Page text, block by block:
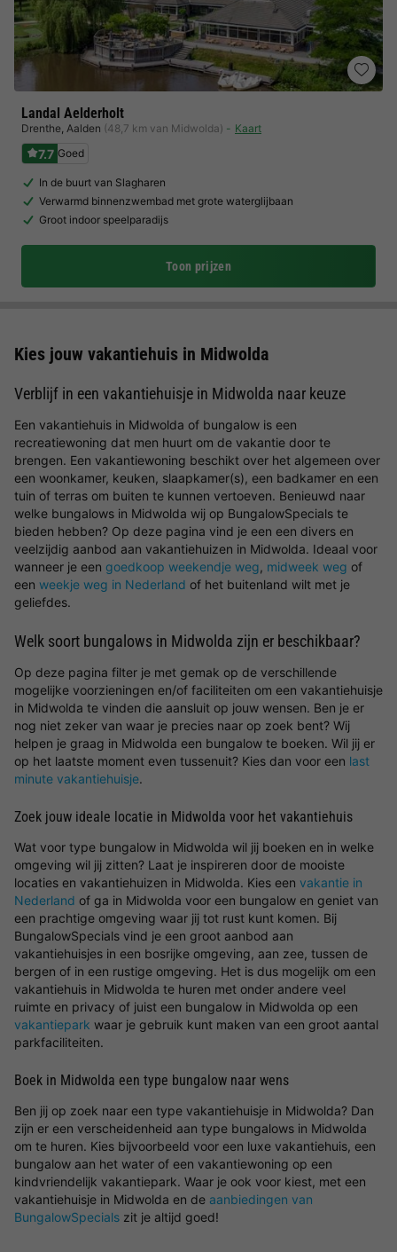
Landal Aelderholt
Drenthe, Aalden (48,7 km van Midwolda) Kaart
7.7 Goed
In de buurt van Slagharen
Verwarmd binnenzwembad met grote waterglijbaan
Groot indoor speelparadijs
Toon prijzen
Kies jouw vakantiehuis in Midwolda
Verblijf in een vakantiehuisje in Midwolda naar keuze
Een vakantiehuis in Midwolda of bungalow is een
recreatiewoning dat men huurt om de vakantie door te
brengen. Een vakantiewoning beschikt over het algemeen over
een woonkamer, keuken, slaapkamer(s), een badkamer en een
tuin of terras om buiten te kunnen vertoeven. Benieuwd naar
welke bungalows in Midwolda wij op BungalowSpecials te
bieden hebben? Op deze pagina vind je een een divers en
veelzijdig aanbod aan vakantiehuizen in Midwolda. Ideaal voor
wanneer je een goedkoop weekendje weg, midweek weg of
een weekje weg in Nederland of het buitenland wilt met je
geliefdes.
Welk soort bungalows in Midwolda zijn er beschikbaar?
Op deze pagina filter je met gemak op de verschillende
mogelijke voorzieningen en/of faciliteiten om een vakantiehuisje
in Midwolda te vinden die aansluit op jouw wensen. Ben je er
nog niet zeker van waar je precies naar op zoek bent? Wij
helpen je graag in Midwolda een bungalow te boeken. Wil jij er
op het laatste moment even tussenuit? Kies dan voor een last
minute vakantiehuisje.
Zoek jouw ideale locatie in Midwolda voor het vakantiehuis
Wat voor type bungalow in Midwolda wil jij boeken en in welke
omgeving wil jij zitten? Laat je inspireren door de mooiste
locaties en vakantiehuizen in Midwolda. Kies een vakantie in
Nederland of ga in Midwolda voor een bungalow en geniet van
een prachtige omgeving waar jij tot rust kunt komen. Bij
BungalowSpecials vind je een groot aanbod aan
vakantiehuisjes in een bosrijke omgeving, aan zee, tussen de
bergen of in een rustige omgeving. Het is dus mogelijk om een
vakantiehuis in Midwolda te huren met onder andere veel
ruimte en privacy of juist een bungalow in Midwolda op een
vakantiepark waar je gebruik kunt maken van een groot aantal
parkfaciliteiten.
Boek in Midwolda een type bungalow naar wens
Ben jij op zoek naar een type vakantiehuisje in Midwolda? Dan
zijn er een verscheidenheid aan type bungalows in Midwolda
om te huren. Kies bijvoorbeeld voor een luxe vakantiehuis, een
bungalow aan het water of een vakantiewoning op een
kindvriendelijk vakantiepark. Waar je ook voor kiest, met een
vakantiehuisje in Midwolda en de aanbiedingen van
BungalowSpecials zit je altijd goed!